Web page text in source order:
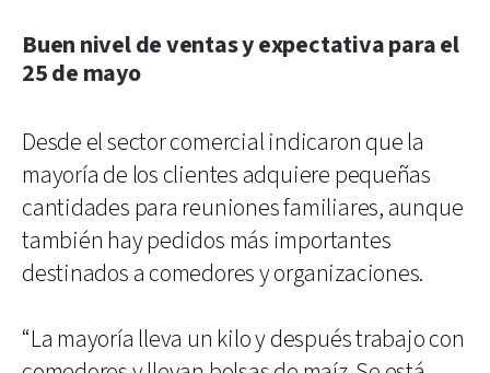
Buen nivel de ventas y expectativa para el
25 de mayo
Desde el sector comercial indicaron que la
mayoría de los clientes adquiere pequeñas
cantidades para reuniones familiares, aunque
también hay pedidos más importantes
destinados a comedores y organizaciones.
“La mayoría lleva un kilo y después trabajo con